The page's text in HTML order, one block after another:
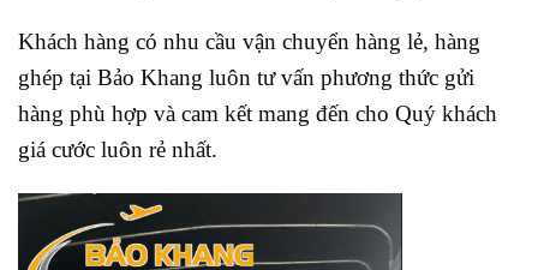
Khách hàng có nhu cầu vận chuyển hàng lẻ, hàng
ghép tại Bảo Khang luôn tư vấn phương thức gửi
hàng phù hợp và cam kết mang đến cho Quý khách
giá cước luôn rẻ nhất.